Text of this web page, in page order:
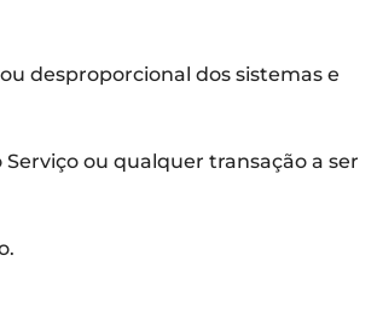
desproporcional dos sistemas e
ou qualquer transação a ser